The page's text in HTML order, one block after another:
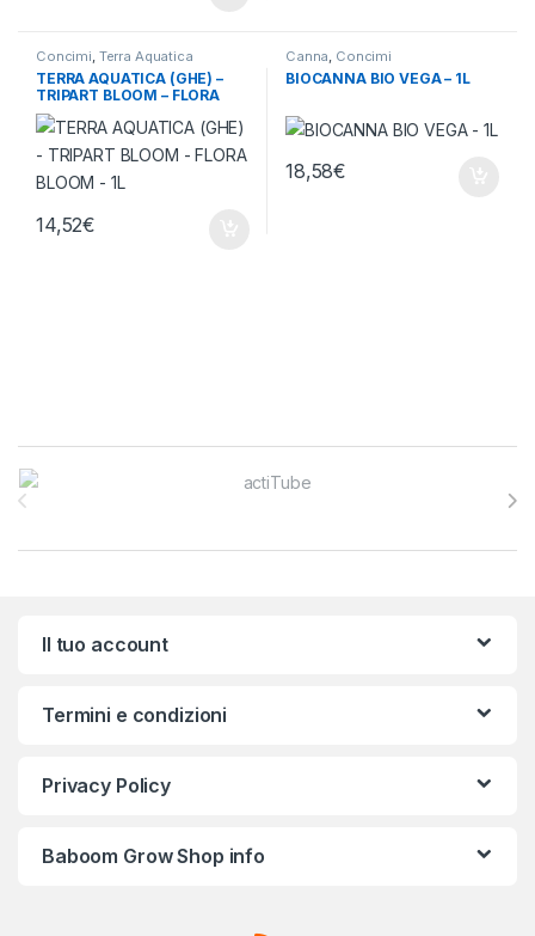
Concimi, Terra Aquatica
TERRA AQUATICA (GHE) –
TRIPART BLOOM – FLORA
BLOOM – 1L
14,52€
Canna, Concimi
BIOCANNA BIO VEGA – 1L
18,58€
Brands Carousel
Il tuo account
Termini e condizioni
Privacy Policy
Baboom Grow Shop info